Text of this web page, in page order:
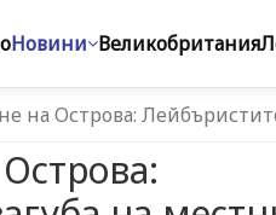
Новини Великобритания
на Острова: